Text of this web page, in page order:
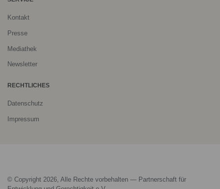
Kontakt
Presse
Mediathek
Newsletter
RECHTLICHES
Datenschutz
Impressum
© Copyright 2026, Alle Rechte vorbehalten — Partnerschaft für